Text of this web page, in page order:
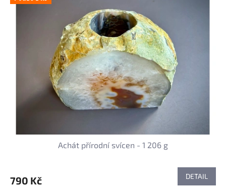
Achát přírodní svícen - 1 206 g
790 Kč DETAIL